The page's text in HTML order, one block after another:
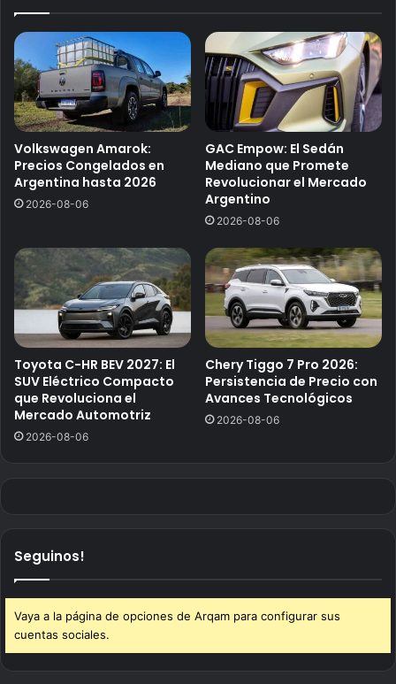
Volkswagen Amarok:
Precios Congelados en
Argentina hasta 2026
2026-08-06
GAC Empow: El Sedán
Mediano que Promete
Revolucionar el Mercado
Argentino
2026-08-06
Toyota C-HR BEV 2027: El
SUV Eléctrico Compacto
que Revoluciona el
Mercado Automotriz
2026-08-06
Chery Tiggo 7 Pro 2026:
Persistencia de Precio con
Avances Tecnológicos
2026-08-06
Seguinos!
Vaya a la página de opciones de Arqam para configurar sus
cuentas sociales.